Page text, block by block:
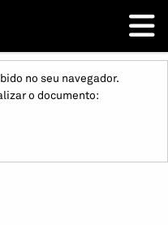
no seu navegador.
o documento: